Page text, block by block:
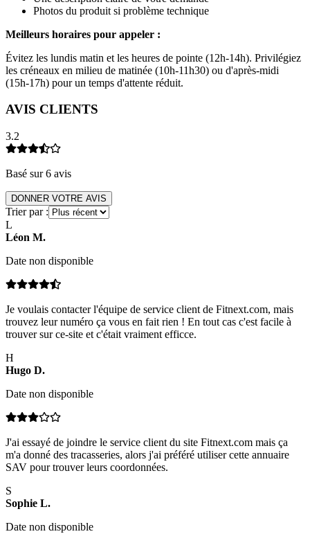
Photos du produit si problème technique
Meilleurs horaires pour appeler :
Évitez les lundis matin et les heures de pointe (12h-14h). Privilégiez
les créneaux en milieu de matinée (10h-11h30) ou d'après-midi
(15h-17h) pour un temps d'attente réduit.
AVIS CLIENTS
3.2
Basé sur6 avis
DONNER VOTRE AVIS
Trier par :
L
Léon M.
Date non disponible
Je voulais contacter l'équipe de service client de Fitnext.com, mais
trouvez leur numéro ça vous en fait rien ! En tout cas c'est facile à
trouver sur ce-site et c'était vraiment efficce.
H
Hugo D.
Date non disponible
J'ai essayé de joindre le service client du site Fitnext.com mais ça
m'a donné des tracasseries, alors j'ai préféré utiliser cette annuaire
SAV pour trouver leurs coordonnées.
S
Sophie L.
Date non disponible